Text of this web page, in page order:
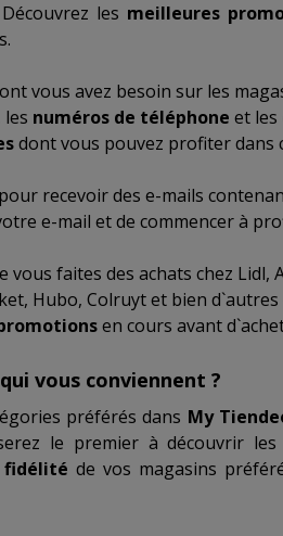
les meilleures
vous avez besoin sur les
les numéros de téléphone et les
dont vous pouvez profiter dans
recevoir des e-mails
e-mail et de commencer à
vous faites des achats chez Lidl,
, Hubo, Colruytet bien d`autres
en cours avant
vous conviennent ?
préférés dans My
le premier à découvrir les
fidélité de vos magasins